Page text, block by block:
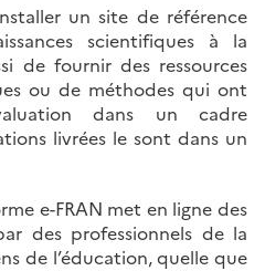
un site de référence
scientifiques à la
de fournir des ressources
ou de méthodes qui ont
dans un cadre
livrées le sont dans un
e-FRAN met en ligne des
des professionnels de la
de l’éducation, quelle que